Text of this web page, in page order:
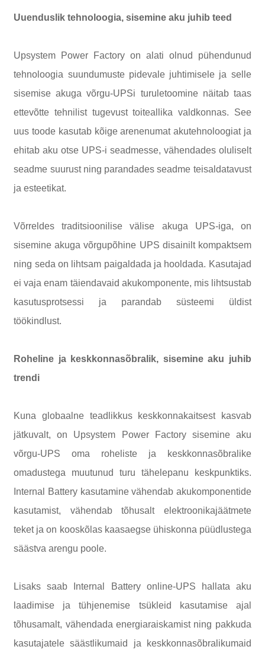
Uuenduslik tehnoloogia, sisemine aku juhib teed
Upsystem Power Factory on alati olnud pühendunud
tehnoloogia suundumuste pidevale juhtimisele ja selle
sisemise akuga võrgu-UPSi turuletoomine näitab taas
ettevõtte tehnilist tugevust toiteallika valdkonnas. See
uus toode kasutab kõige arenenumat akutehnoloogiat ja
ehitab aku otse UPS-i seadmesse, vähendades oluliselt
seadme suurust ning parandades seadme teisaldatavust
ja esteetikat.
Võrreldes traditsioonilise välise akuga UPS-iga, on
sisemine akuga võrgupõhine UPS disainilt kompaktsem
ning seda on lihtsam paigaldada ja hooldada. Kasutajad
ei vaja enam täiendavaid akukomponente, mis lihtsustab
kasutusprotsessi ja parandab süsteemi üldist
töökindlust.
Roheline ja keskkonnasõbralik, sisemine aku juhib
trendi
Kuna globaalne teadlikkus keskkonnakaitsest kasvab
jätkuvalt, on Upsystem Power Factory sisemine aku
võrgu-UPS oma roheliste ja keskkonnasõbralike
omadustega muutunud turu tähelepanu keskpunktiks.
Internal Battery kasutamine vähendab akukomponentide
kasutamist, vähendab tõhusalt elektroonikajäätmete
teket ja on kooskõlas kaasaegse ühiskonna püüdlustega
säästva arengu poole.
Lisaks saab Internal Battery online-UPS hallata aku
laadimise ja tühjenemise tsükleid kasutamise ajal
tõhusamalt, vähendada energiaraiskamist ning pakkuda
kasutajatele säästlikumaid ja keskkonnasõbralikumaid